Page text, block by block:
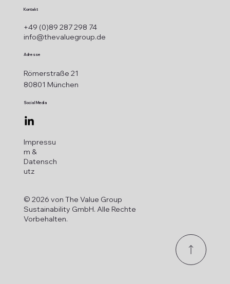
Kontakt
+49 (0)89 287 298 74
info@thevaluegroup.de
Adresse
Römerstraße 21
80801 München
Social Media
Impressu
m &
Datensch
utz
© 2026 von The Value Group
Sustainability GmbH. Alle Rechte
Vorbehalten.